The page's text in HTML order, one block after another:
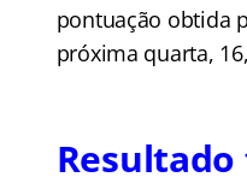
pontuação obtida
próxima quarta,